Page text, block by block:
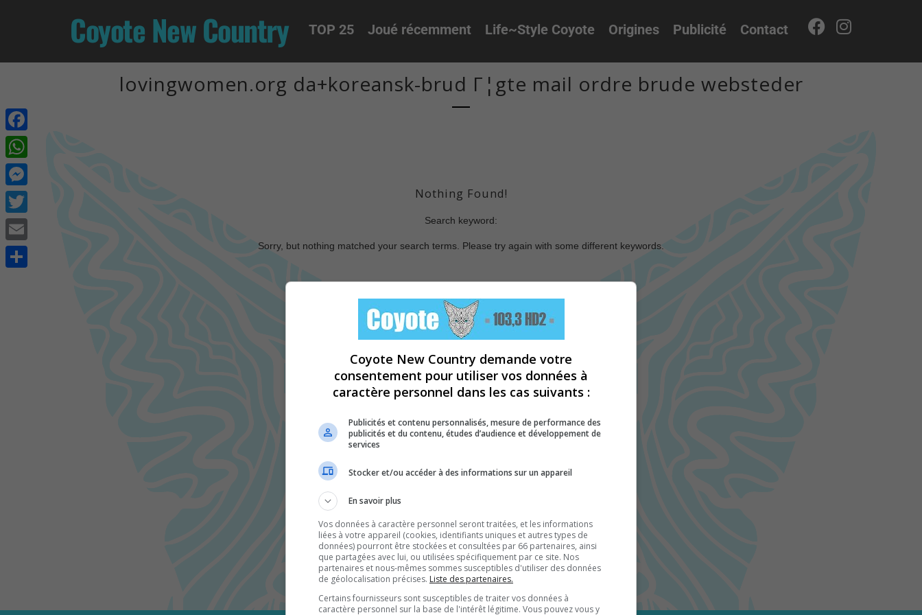
Coyote New Country TOP 25 Joué récemment Life~Style Coyote Origines Publicité Contact
lovingwomen.org da+koreansk-brud Г¦gte mail ordre brude websteder
Nothing Found!
Search keyword:
Sorry, but nothing matched your search terms. Please try again with some different keywords.
Facebook
WhatsApp
Messenger
Twitter
Email
Coyote New Country demande votre
consentement pour utiliser vos données à
caractère personnel dans les cas suivants :
Publicités et contenu personnalisés, mesure de performance des
publicités et du contenu, études d’audience et développement de
services
Stocker et/ou accéder à des informations sur un appareil
En savoir plus
Vos données à caractère personnel seront traitées, et les informations
liées à votre appareil (cookies, identifiants uniques et autres types de
données) pourront être stockées et consultées par 66 partenaires, ainsi
que partagées avec lui, ou utilisées spécifiquement par ce site. Nos
partenaires et nous-mêmes sommes susceptibles d'utiliser des données
de géolocalisation précises. Liste des partenaires.
Certains fournisseurs sont susceptibles de traiter vos données à
caractère personnel sur la base de l'intérêt légitime. Vous pouvez vous y